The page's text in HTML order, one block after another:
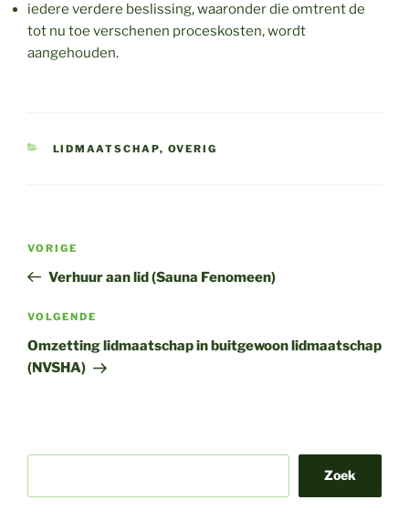
iedere verdere beslissing, waaronder die omtrent de
tot nu toe verschenen proceskosten, wordt
aangehouden.
CATEGORIEËN
LIDMAATSCHAP, OVERIG
Vorig
bericht
VORIGE
Verhuur aan lid (Sauna Fenomeen)
Volgend
bericht
VOLGENDE
Omzetting lidmaatschap in buitgewoon lidmaatschap
(NVSHA)
Zoek